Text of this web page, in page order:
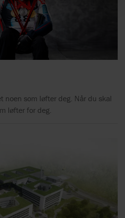
noen som løfter deg. Når du skal
løfter for deg.